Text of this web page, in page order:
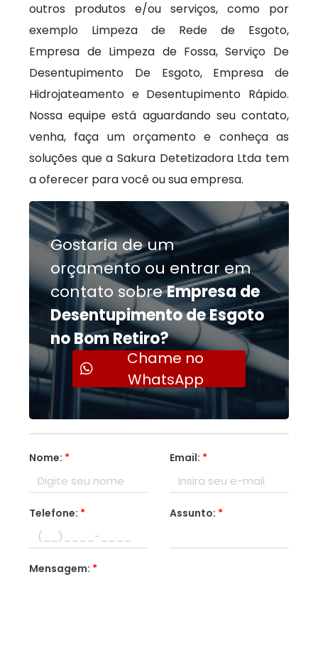
outros produtos e/ou serviços, como por
exemplo Limpeza de Rede de Esgoto,
Empresa de Limpeza de Fossa, Serviço De
Desentupimento De Esgoto, Empresa de
Hidrojateamento e Desentupimento Rápido.
Nossa equipe está aguardando seu contato,
venha, faça um orçamento e conheça as
soluções que a Sakura Detetizadora Ltda tem
a oferecer para você ou sua empresa.
Gostaria de um
orçamento ou entrar em
contato sobreEmpresa de
Desentupimento de Esgoto
no Bom Retiro?
Chame no
WhatsApp
Nome: * Email: *
Telefone: * Assunto: *
Mensagem: *